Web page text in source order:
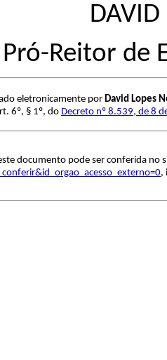
DAVID
Pró-Reitor de
eletronicamente por David Lopes
6º, § 1º, do Decreto nº 8.539, de 8
documento pode ser conferida no
,